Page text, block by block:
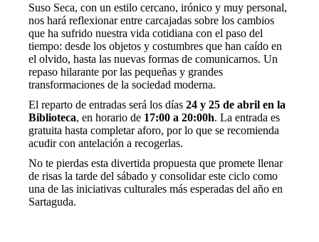
Suso Seca, con un estilo cercano, irónico y muy personal,
nos hará reflexionar entre carcajadas sobre los cambios
que ha sufrido nuestra vida cotidiana con el paso del
tiempo: desde los objetos y costumbres que han caído en
el olvido, hasta las nuevas formas de comunicarnos. Un
repaso hilarante por las pequeñas y grandes
transformaciones de la sociedad moderna.
El reparto de entradas será los días 24 y 25 de abril en la
Biblioteca, en horario de 17:00 a 20:00h. La entrada es
gratuita hasta completar aforo, por lo que se recomienda
acudir con antelación a recogerlas.
No te pierdas esta divertida propuesta que promete llenar
de risas la tarde del sábado y consolidar este ciclo como
una de las iniciativas culturales más esperadas del año en
Sartaguda.